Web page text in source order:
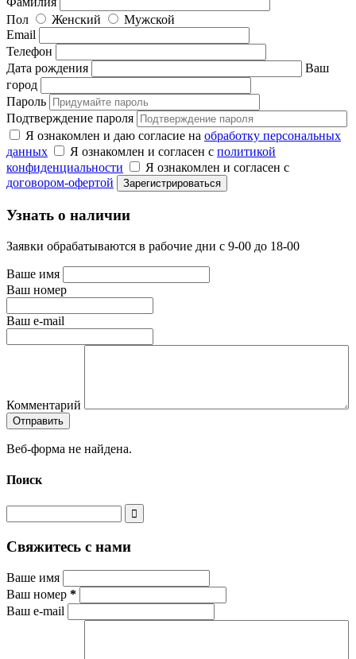
Пол
Женский
Мужской
Email
Телефон
Дата рождения
Ваш
город
Пароль
Подтверждение пароля
Я ознакомлен и даю согласие на обработку персональных
данных
Я ознакомлен и согласен с политикой
конфиденциальности
Я ознакомлен и согласен с
договором-офертой
Узнать о наличии
Заявки обрабатываются в рабочие дни с 9-00 до 18-00
Ваше имя
Ваш номер
Ваш e-mail
Комментарий
Веб-форма не найдена.
Поиск
Свяжитесь с нами
Ваше имя
Ваш номер *
Ваш e-mail